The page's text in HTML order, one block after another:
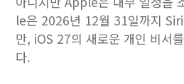
le은 2026년 12월 31일까지
만, iOS 27의 새로운 개인 비서
다.